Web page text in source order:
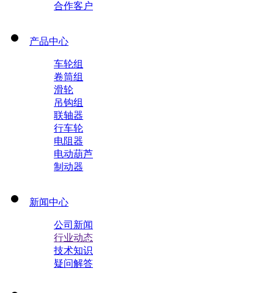
合作客户
产品中心
车轮组
卷筒组
滑轮
吊钩组
联轴器
行车轮
电阻器
电动葫芦
制动器
新闻中心
公司新闻
行业动态
技术知识
疑问解答